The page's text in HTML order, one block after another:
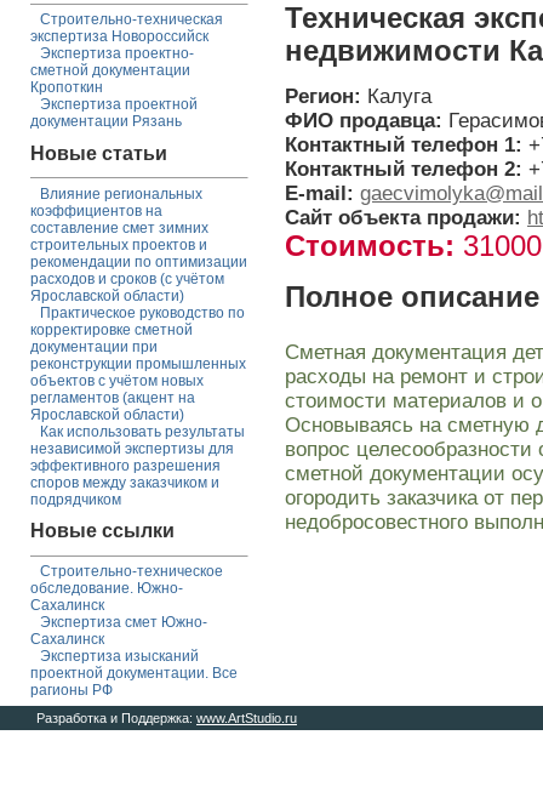
Строительно-техническая
экспертиза Новороссийск
Экспертиза проектно-
сметной документации
Кропоткин
Экспертиза проектной
документации Рязань
Новые статьи
Влияние региональных
коэффициентов на
составление смет зимних
строительных проектов и
рекомендации по оптимизации
расходов и сроков (с учётом
Ярославской области)
Практическое руководство по
корректировке сметной
документации при
реконструкции промышленных
объектов с учётом новых
регламентов (акцент на
Ярославской области)
Как использовать результаты
независимой экспертизы для
эффективного разрешения
споров между заказчиком и
подрядчиком
Новые ссылки
Строительно-техническое
обследование. Южно-
Сахалинск
Экспертиза смет Южно-
Сахалинск
Экспертиза изысканий
проектной документации. Все
рагионы РФ
Техническая
недвижимости
Регион: Калуга
ФИО продавца:
Контактный телефон 1:
Контактный телефон 2:
E-mail:
Сайт объекта продажи:
Стоимость:
Полное
Сметная документация
расходы на ремонт и
стоимости материалов и
Основываясь на сметную
вопрос
сметной документации
огородить заказчика от
недобросовестного
Разработка и Поддержка: www.ArtStudio.ru